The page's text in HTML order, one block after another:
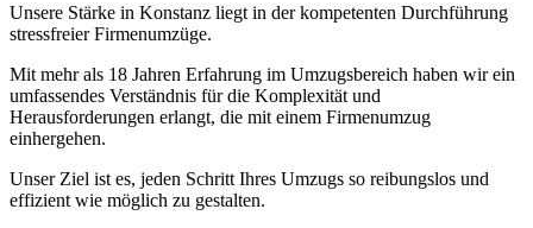
Unsere Stärke in Konstanz liegt in der kompetenten Durchführung
stressfreier Firmenumzüge.
Mit mehr als 18 Jahren Erfahrung im Umzugsbereich haben wir ein
umfassendes Verständnis für die Komplexität und
Herausforderungen erlangt, die mit einem Firmenumzug
einhergehen.
Unser Ziel ist es, jeden Schritt Ihres Umzugs so reibungslos und
effizient wie möglich zu gestalten.